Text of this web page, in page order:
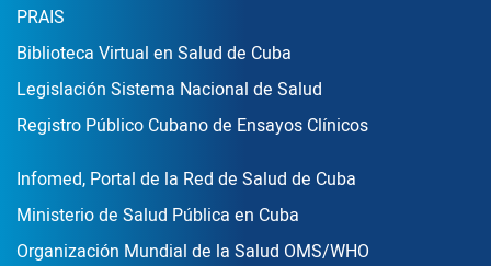
Enlace Footer2
PRAIS
Biblioteca Virtual en Salud de Cuba
Legislación Sistema Nacional de Salud
Registro Público Cubano de Ensayos Clínicos
Enlace Footer3
Infomed, Portal de la Red de Salud de Cuba
Ministerio de Salud Pública en Cuba
Organización Mundial de la Salud OMS/WHO